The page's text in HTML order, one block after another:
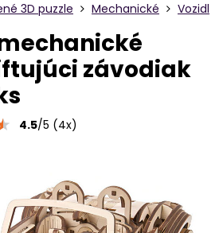
3D puzzle Mechanické Vozidlá
závodiak
4.5/5 (4x)